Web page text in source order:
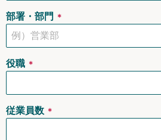
部署・部門 ＊
役職 ＊
従業員数 ＊